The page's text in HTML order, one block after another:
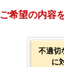
ご希望の内容
不適切
に